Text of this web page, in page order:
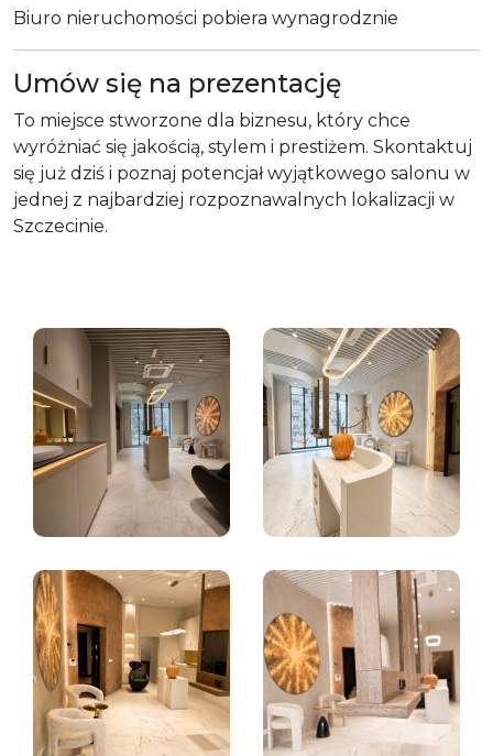
Biuro nieruchomości pobiera wynagrodznie
Umów się na prezentację
To miejsce stworzone dla biznesu, który chce
wyróżniać się jakością, stylem i prestiżem. Skontaktuj
się już dziś i poznaj potencjał wyjątkowego salonu w
jednej z najbardziej rozpoznawalnych lokalizacji w
Szczecinie.